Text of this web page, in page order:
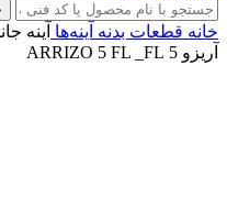
خانه قطعات بدنه آینه‌ها
آریزو 5 ARRIZO 5 FL _FL